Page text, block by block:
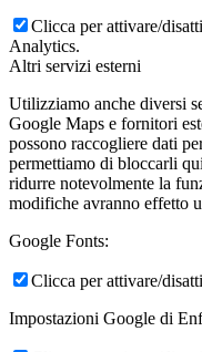
Clicca per attivare/
Analytics.
Altri servizi esterni
Utilizziamo anche diversi
Google Maps e fornitori
possono raccogliere dati
permettiamo di bloccarli
ridurre notevolmente la
modifiche avranno effetto
Google Fonts:
Clicca per attivare/
Impostazioni Google di